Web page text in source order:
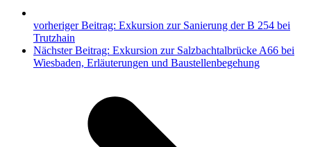
vorheriger Beitrag: Exkursion zur Sanierung der B 254 bei
Trutzhain
Nächster Beitrag: Exkursion zur Salzbachtalbrücke A66 bei
Wiesbaden, Erläuterungen und Baustellenbegehung